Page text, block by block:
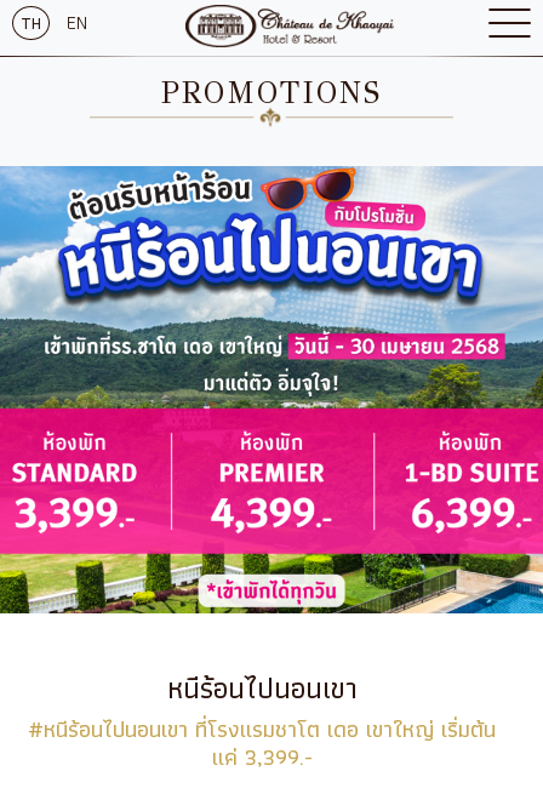
TH EN
PROMOTIONS
หนีร้อนไปนอนเขา
#หนีร้อนไปนอนเขา ที่โรงแรมชาโต เดอ เขาใหญ่ เริ่มต้น
แค่ 3,399.-